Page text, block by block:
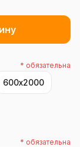
* обязательна
600х2000
* обязательна